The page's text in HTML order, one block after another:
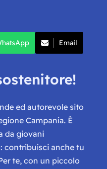
Email
ed autorevole sito
Campania. È
da giovani
contribuisci anche tu
te, con un piccolo